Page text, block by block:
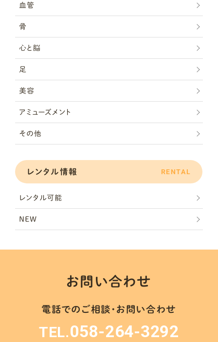
血管
骨
心と脳
足
美容
アミューズメント
その他
レンタル情報 RENTAL
レンタル可能
NEW
お問い合わせ
電話でのご相談・お問い合わせ
TEL.058-264-3292